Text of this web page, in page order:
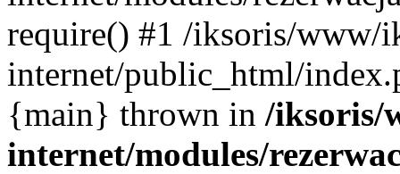
require() #1 /iksoris/www/
internet/public_html/
{main} thrown in /iksoris/
internet/modules/